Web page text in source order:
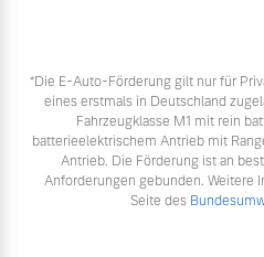
*Die E‑Auto-Förderung gilt nur für
eines erstmals in Deutschland
Fahrzeugklasse M1 mit rein
batterieelektrischem Antrieb mit
Antrieb. Die Förderung ist an
Anforderungen gebunden. Weitere
Seite des